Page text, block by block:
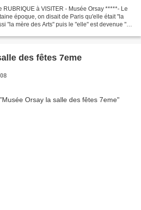
RUBRIQUE à VISITER - Musée Orsay *****- Le
époque, on disait de Paris qu'elle était "la
"la mère des Arts" puis le "elle" est devenue "il"
des fêtes 7eme